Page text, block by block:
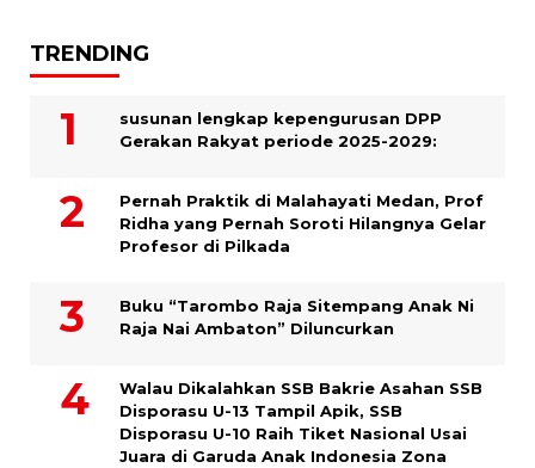
TRENDING
susunan lengkap kepengurusan DPP
Gerakan Rakyat periode 2025-2029:
Pernah Praktik di Malahayati Medan, Prof
Ridha yang Pernah Soroti Hilangnya Gelar
Profesor di Pilkada
Buku “Tarombo Raja Sitempang Anak Ni
Raja Nai Ambaton” Diluncurkan
Walau Dikalahkan SSB Bakrie Asahan SSB
Disporasu U-13 Tampil Apik, SSB
Disporasu U-10 Raih Tiket Nasional Usai
Juara di Garuda Anak Indonesia Zona